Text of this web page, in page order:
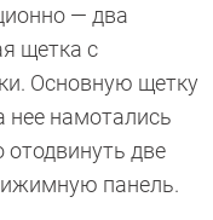
— два
щетка с
Основную щетку
нее намотались
две
панель.